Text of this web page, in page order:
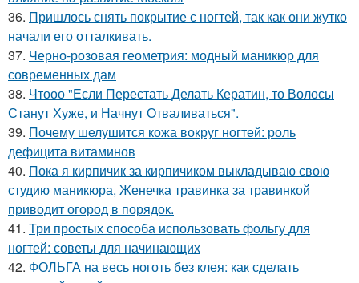
36. Пришлось снять покрытие с ногтей, так как они жутко
начали его отталкивать.
37. Черно-розовая геометрия: модный маникюр для
современных дам
38. Чтооо "Если Перестать Делать Кератин, то Волосы
Станут Хуже, и Начнут Отваливаться".
39. Почему шелушится кожа вокруг ногтей: роль
дефицита витаминов
40. Пока я кирпичик за кирпичиком выкладываю свою
студию маникюра, Женечка травинка за травинкой
приводит огород в порядок.
41. Три простых способа использовать фольгу для
ногтей: советы для начинающих
42. ФОЛЬГА на весь ноготь без клея: как сделать